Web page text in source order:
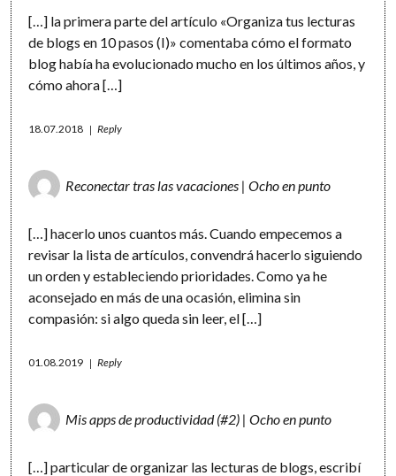
[…] la primera parte del artículo «Organiza tus lecturas
de blogs en 10 pasos (I)» comentaba cómo el formato
blog había ha evolucionado mucho en los últimos años, y
cómo ahora […]
18.07.2018 Reply
Reconectar tras las vacaciones | Ocho en punto
[…] hacerlo unos cuantos más. Cuando empecemos a
revisar la lista de artículos, convendrá hacerlo siguiendo
un orden y estableciendo prioridades. Como ya he
aconsejado en más de una ocasión, elimina sin
compasión: si algo queda sin leer, el […]
01.08.2019 Reply
Mis apps de productividad (#2) | Ocho en punto
[…] particular de organizar las lecturas de blogs, escribí